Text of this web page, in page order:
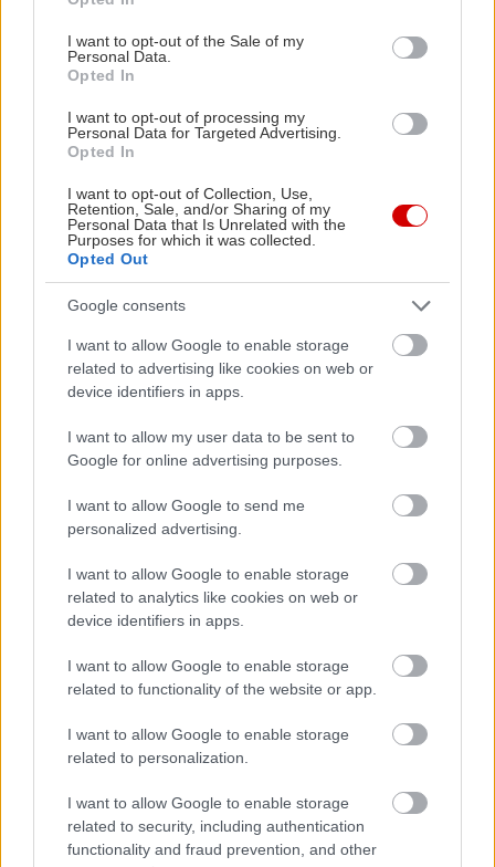
use your data for below specified purposes in below Google
consent section.
I want to opt-out of the Sale of my
Personal Data.
Opted In
I want to opt-out of processing my
Personal Data for Targeted Advertising.
Opted In
I want to opt-out of Collection, Use,
Retention, Sale, and/or Sharing of my
Personal Data that Is Unrelated with the
Purposes for which it was collected.
Opted Out
Google consents
I want to allow Google to enable storage
related to advertising like cookies on web or
device identifiers in apps.
I want to allow my user data to be sent to
Google for online advertising purposes.
I want to allow Google to send me
personalized advertising.
I want to allow Google to enable storage
related to analytics like cookies on web or
device identifiers in apps.
I want to allow Google to enable storage
related to functionality of the website or app.
I want to allow Google to enable storage
related to personalization.
I want to allow Google to enable storage
related to security, including authentication
functionality and fraud prevention, and other
όπως κάθε μέρα
Μυκηνών Γωνία
Μυκηνών, Μεταξουργείο, τηλ: 210 3422377): Ένα
από τα πρώτα στέκια που μας έρχονται στο μυαλό
όταν η παρέα θέλει μπριζολάκια, σερβίρει –εκτός
από αυτά– και εξαιρετικά μπιφτέκια, και
καλοφτιαγμένες τηγανιές (δοκιμάστε αυτήν με τα
μπουτάκια κοτόπουλου, ντοματίνια και πιπεριές)
αλλά και ωραιότατα ορεκτικά. Την Τσικνοπέμπτη,
όπως και τα Σαββατοκύριακα, το πρόγραμμα έχει
κρατήσεις είναι απαραίτητες. Οι τιμές κυμαίνονται
στα λογικότατα επίπεδα των 15€ το άτομο, μαζί
(Μπιττάκου 3, Καλέντζι Μαραθώνος,
τηλ.: 22940 66476): Οι κρεατοφάγοι της παρέας
ορκίζονται ότι καλύτερες μπριζόλες δεν θα βρείτε
που-θε-νά. Τα κλασικά ορεκτικά –πατάτες,
κολοκυθάκια, τζατζίκι κλπ– είναι επίσης
ωραιότατα, αλλά μην παρασυρθείτε, διότι θα είναι